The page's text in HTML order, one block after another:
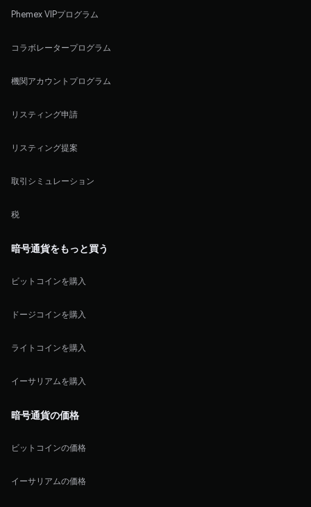
Phemex VIPプログラム
コラボレータープログラム
機関アカウントプログラム
リスティング申請
リスティング提案
取引シミュレーション
税
暗号通貨をもっと買う
ビットコインを購入
ドージコインを購入
ライトコインを購入
イーサリアムを購入
暗号通貨の価格
ビットコインの価格
イーサリアムの価格